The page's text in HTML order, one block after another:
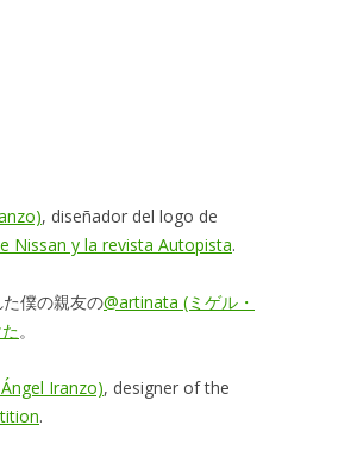
, diseñador del logo de
Nissan y la revista Autopista.
僕の親友の@artinata (ミゲル・
。
Iranzo), designer of the
.